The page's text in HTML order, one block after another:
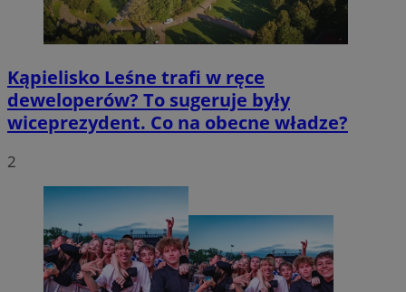
Kąpielisko Leśne trafi w ręce
deweloperów? To sugeruje były
wiceprezydent. Co na obecne władze?
2